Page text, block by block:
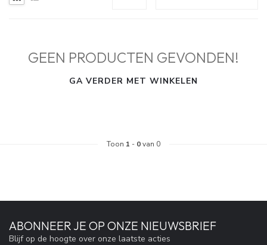
GEEN PRODUCTEN GEVONDEN!
GA VERDER MET WINKELEN
Toon 1 - 0van 0
ABONNEER JE OP ONZE NIEUWSBRIEF
Blijf op de hoogte over onze laatste acties